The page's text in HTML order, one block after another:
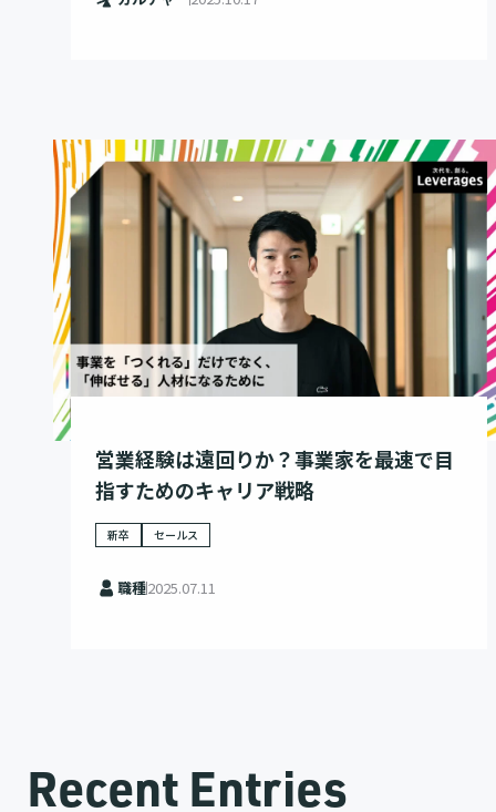
営業経験は遠回りか？事業家を最速で目
指すためのキャリア戦略
新卒 セールス
職種2025.07.11
Recent Entries